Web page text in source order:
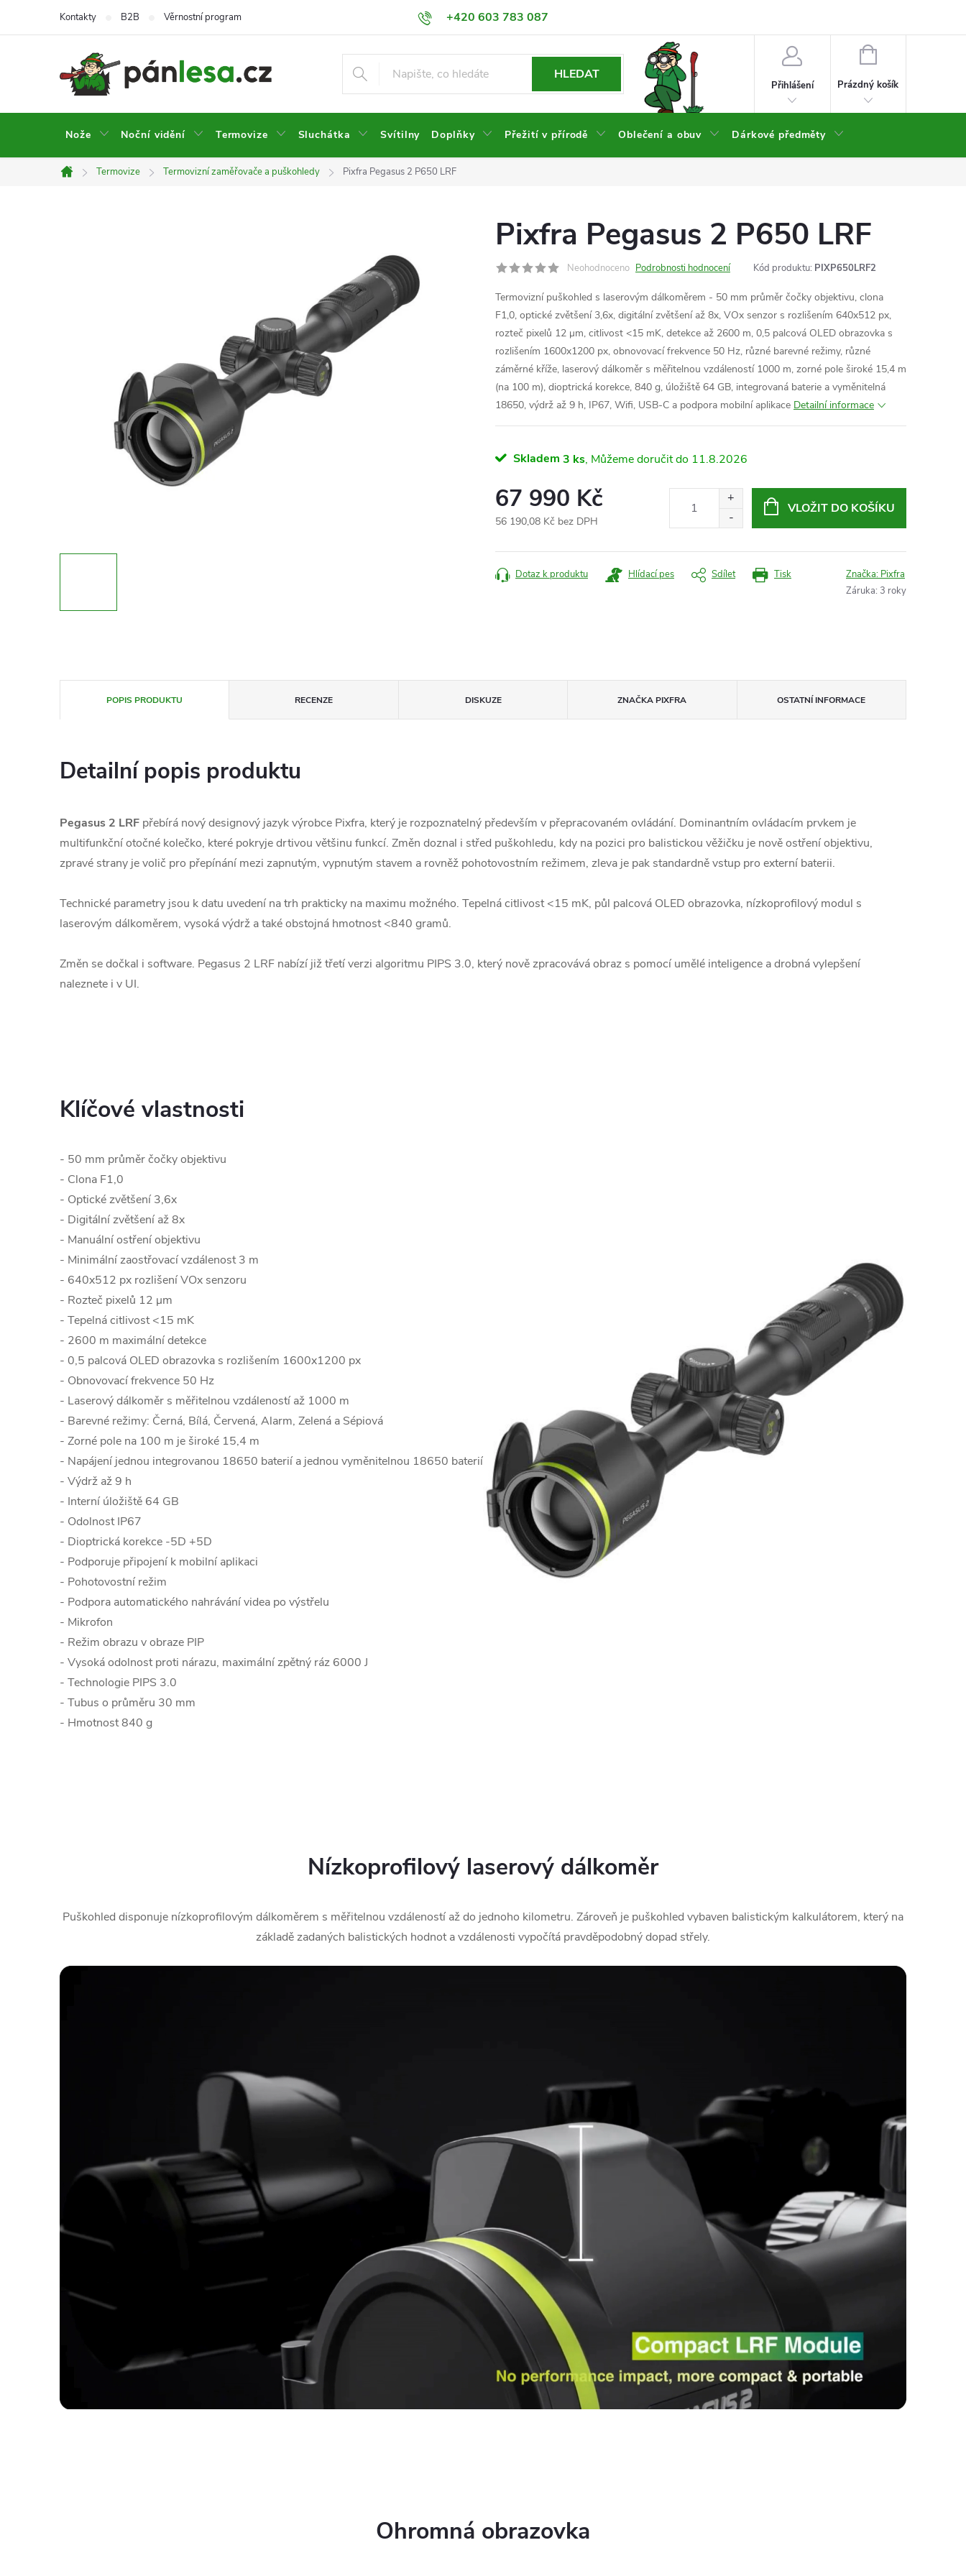
+420 603 783 087
Kontakty B2B Věrnostní program
HLEDAT
Přihlášení
NÁKUPNÍ
Prázdný košík
Nože Noční vidění Termovize Sluchátka Svítilny Doplňky Přežití v přírodě Oblečení a obuv Dárkové předměty
Domů
Termovize Termovizní zaměřovače a puškohledy Pixfra Pegasus 2 P650 LRF
Pixfra Pegasus 2 P650 LRF
Neohodnoceno Podrobnosti hodnocení Kód produktu: PIXP650LRF2
Termovizní puškohled s laserovým dálkoměrem - 50 mm průměr čočky objektivu, clona
F1,0, optické zvětšení 3,6x, digitální zvětšení až 8x, VOx senzor s rozlišením 640x512 px,
rozteč pixelů 12 μm, citlivost <15 mK, detekce až 2600 m, 0,5 palcová OLED obrazovka s
rozlišením 1600x1200 px, obnovovací frekvence 50 Hz, různé barevné režimy, různé
záměrné kříže, laserový dálkoměr s měřitelnou vzdáleností 1000 m, zorné pole široké 15,4 m
(na 100 m), dioptrická korekce, 840 g, úložiště 64 GB, integrovaná baterie a vyměnitelná
18650, výdrž až 9 h, IP67, Wifi, USB-C a podpora mobilní aplikace Detailní informace
Skladem 3 ks 11.8.2026
67 990 Kč
56 190,08 Kč bez DPH
cena:
VLOŽIT DO KOŠÍKU
Tisk
Dotaz k produktu Hlídací pes Sdílet Značka: Pixfra
Záruka: 3 roky
POPIS PRODUKTU RECENZE DISKUZE ZNAČKA PIXFRA OSTATNÍ INFORMACE
Detailní popis produktu
Pegasus 2 LRF přebírá nový designový jazyk výrobce Pixfra, který je rozpoznatelný především v přepracovaném ovládání. Dominantním ovládacím prvkem je
multifunkční otočné kolečko, které pokryje drtivou většinu funkcí. Změn doznal i střed puškohledu, kdy na pozici pro balistickou věžičku je nově ostření objektivu,
zpravé strany je volič pro přepínání mezi zapnutým, vypnutým stavem a rovněž pohotovostním režimem, zleva je pak standardně vstup pro externí baterii.
Technické parametry jsou k datu uvedení na trh prakticky na maximu možného. Tepelná citlivost <15 mK, půl palcová OLED obrazovka, nízkoprofilový modul s
laserovým dálkoměrem, vysoká výdrž a také obstojná hmotnost <840 gramů.
Změn se dočkal i software. Pegasus 2 LRF nabízí již třetí verzi algoritmu PIPS 3.0, který nově zpracovává obraz s pomocí umělé inteligence a drobná vylepšení
naleznete i v UI.
Klíčové vlastnosti
- 50 mm průměr čočky objektivu
- Clona F1,0
- Optické zvětšení 3,6x
- Digitální zvětšení až 8x
- Manuální ostření objektivu
- Minimální zaostřovací vzdálenost 3 m
- 640x512 px rozlišení VOx senzoru
- Rozteč pixelů 12 μm
- Tepelná citlivost<15 mK
- 2600 m maximální detekce
- 0,5 palcová OLED obrazovka s rozlišením 1600x1200 px
- Obnovovací frekvence 50 Hz
- Laserový dálkoměr s měřitelnou vzdáleností až 1000 m
- Barevné režimy: Černá, Bílá, Červená, Alarm, Zelená a Sépiová
- Zorné pole na 100 m je široké 15,4 m
- Napájení jednou integrovanou 18650 baterií a jednou vyměnitelnou 18650 baterií
- Výdrž až 9 h
- Interní úložiště 64 GB
- Odolnost IP67
- Dioptrická korekce -5D +5D
- Podporuje připojení k mobilní aplikaci
- Pohotovostní režim
- Podpora automatického nahrávání videa po výstřelu
- Mikrofon
- Režim obrazu v obraze PIP
- Vysoká odolnost proti nárazu, maximální zpětný ráz 6000 J
- Technologie PIPS 3.0
- Tubus o průměru 30 mm
- Hmotnost 840 g
Nízkoprofilový laserový dálkoměr
Puškohled disponuje nízkoprofilovým dálkoměrem s měřitelnou vzdáleností až do jednoho kilometru. Zároveň je puškohled vybaven balistickým kalkulátorem, který na
základě zadaných balistických hodnot a vzdálenosti vypočítá pravděpodobný dopad střely.
Ohromná obrazovka